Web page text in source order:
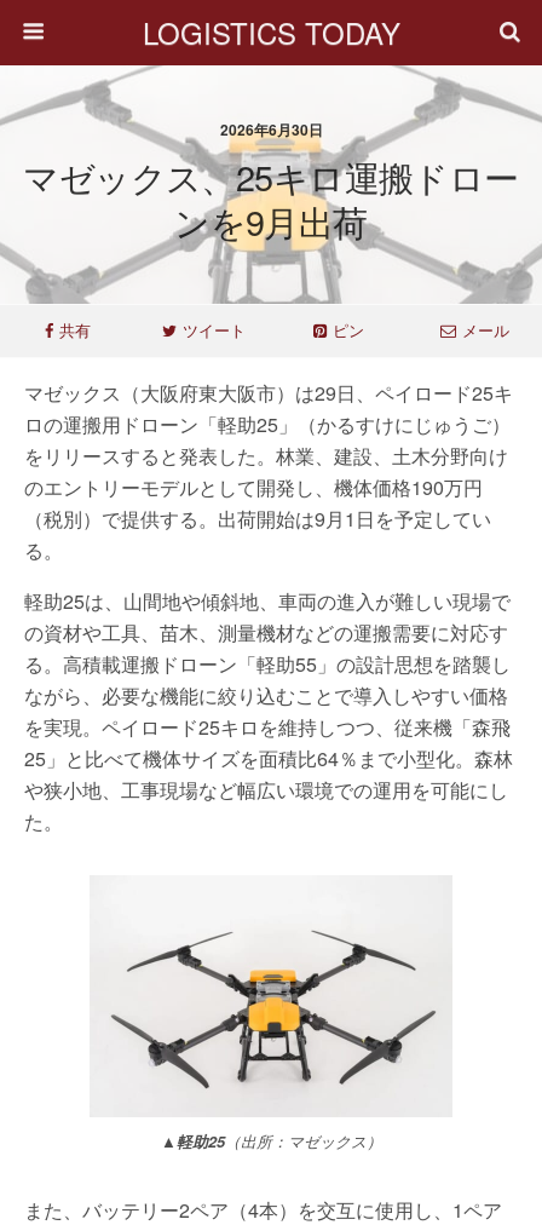
LOGISTICS TODAY
2026年6月30日
マゼックス、25キロ運搬ドロー
ンを9月出荷
共有 ツイート ピン メール
マゼックス（大阪府東大阪市）は29日、ペイロード25キ
ロの運搬用ドローン「軽助25」（かるすけにじゅうご）
をリリースすると発表した。林業、建設、土木分野向け
のエントリーモデルとして開発し、機体価格190万円
（税別）で提供する。出荷開始は9月1日を予定してい
る。
軽助25は、山間地や傾斜地、車両の進入が難しい現場で
の資材や工具、苗木、測量機材などの運搬需要に対応す
る。高積載運搬ドローン「軽助55」の設計思想を踏襲し
ながら、必要な機能に絞り込むことで導入しやすい価格
を実現。ペイロード25キロを維持しつつ、従来機「森飛
25」と比べて機体サイズを面積比64％まで小型化。森林
や狭小地、工事現場など幅広い環境での運用を可能にし
た。
▲軽助25（出所：マゼックス）
また、バッテリー2ペア（4本）を交互に使用し、1ペア